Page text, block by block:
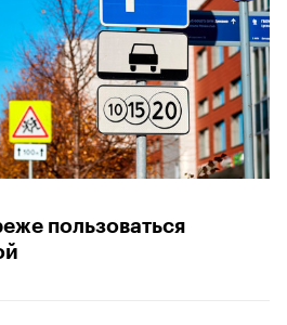
пользоваться